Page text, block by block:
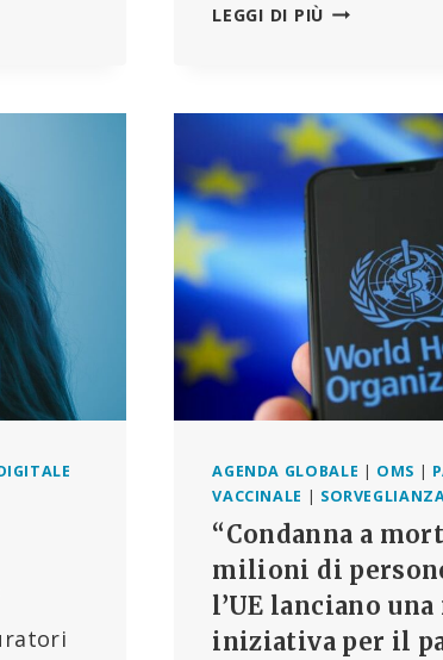
LEGGI DI PIÙMINATO
“I
PROTOCOLLI
PORTARE
DALL’OMS!”
AGENDA GLOBALE | OMS |
VACCINALE |
“Condanna a
milioni di
l’UE lanciano una
iniziativa per il